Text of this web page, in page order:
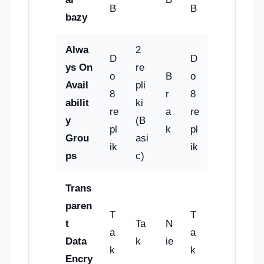
bazy
B
B
Alwa
ys On
Avail
abilit
y
Grou
ps
D
o
8
re
pl
ik
2
re
pli
ki
(B
asi
c)
B
r
a
k
D
o
8
re
pl
ik
Trans
paren
t
Data
Encry
T
a
k
Ta
k
N
ie
T
a
k